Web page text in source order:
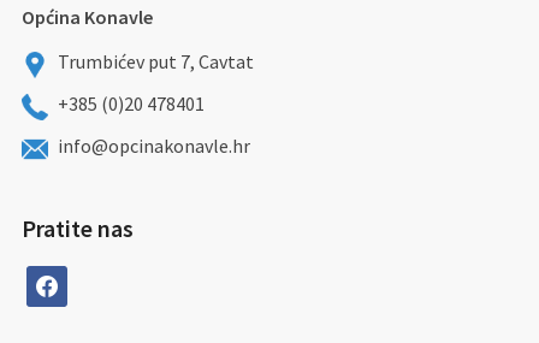
Općina Konavle
Trumbićev put 7, Cavtat
+385 (0)20 478401
info@opcinakonavle.hr
Pratite nas
facebook